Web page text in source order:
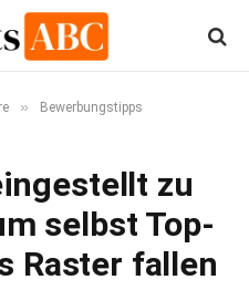
» Bewerbungstipps
zu
selbst Top-
Raster fallen